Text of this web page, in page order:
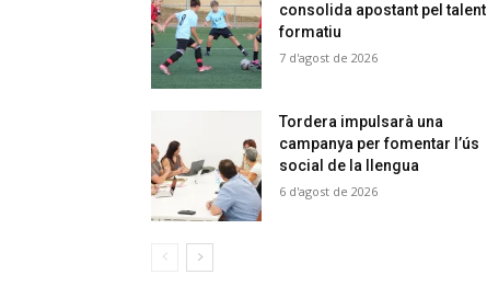
consolida apostant pel talent
formatiu
7 d'agost de 2026
Tordera impulsarà una
campanya per fomentar l’ús
social de la llengua
6 d'agost de 2026